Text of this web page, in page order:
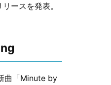
ースを発表。
曲「Minute by